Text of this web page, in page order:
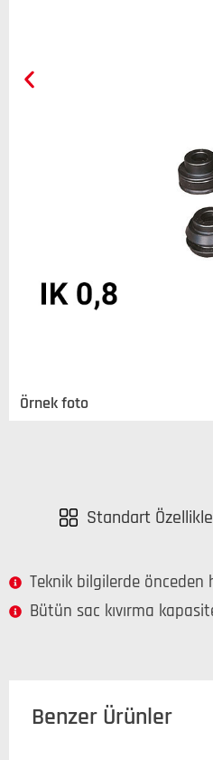
Örnek foto
Standart
Teknik bilgilerde önceden
Bütün sac kıvırma
Benzer Ürünler